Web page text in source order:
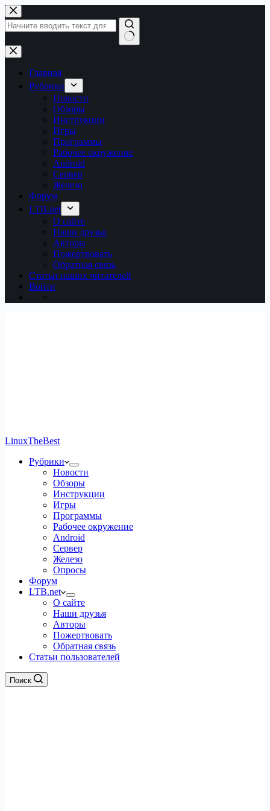
Перейти
к
сути
Ничего
не
найденоГлавная
Рубрики
Новости
Обзоры
Инструкции
Игры
Программы
Рабочее окружение
Android
Сервер
Железо
Форум
LTB.net
О сайте
Наши друзья
Авторы
Пожертвовать
Обратная связь
Статьи наших читателей
Войти
LinuxTheBest
Рубрики
Новости
Обзоры
Инструкции
Игры
Программы
Рабочее окружение
Android
Сервер
Железо
Опросы
Форум
LTB.net
О сайте
Наши друзья
Авторы
Пожертвовать
Обратная связь
Статьи пользователей
Поиск